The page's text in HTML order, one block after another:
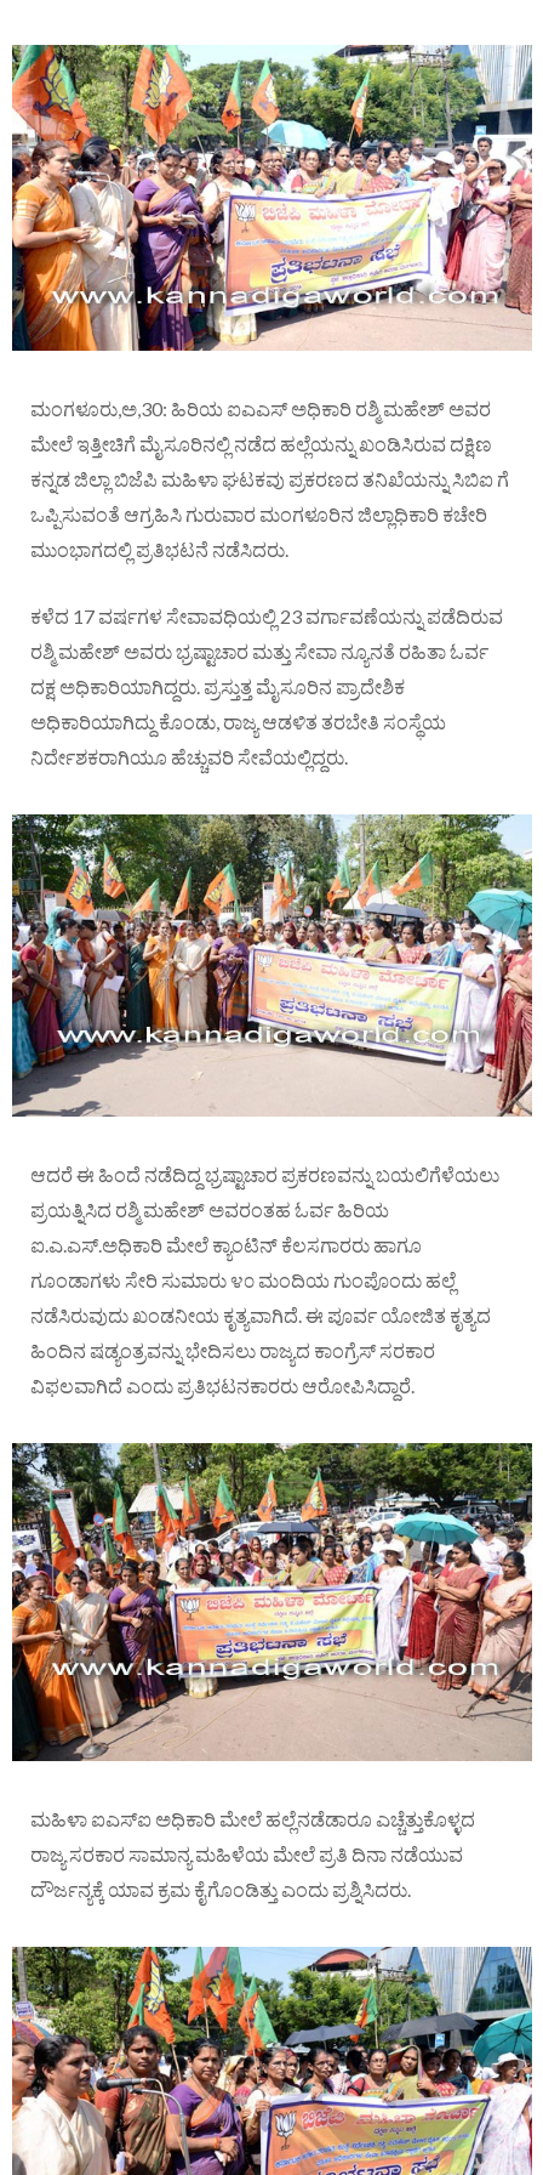
ಮಂಗಳೂರು,ಅ,30: ಹಿರಿಯ ಐ‌ಎ‌ಎಸ್ ಅಧಿಕಾರಿ ರಶ್ಮಿ ಮಹೇಶ್ ಅವರ
ಮೇಲೆ ಇತ್ತೀಚಿಗೆ ಮೈಸೂರಿನಲ್ಲಿ ನಡೆದ ಹಲ್ಲೆಯನ್ನು ಖಂಡಿಸಿರುವ ದಕ್ಷಿಣ
ಕನ್ನಡ ಜಿಲ್ಲಾ ಬಿಜೆಪಿ ಮಹಿಳಾ ಘಟಕವು ಪ್ರಕರಣದ ತನಿಖೆಯನ್ನು ಸಿಬಿ‌ಐ ಗೆ
ಒಪ್ಪಿಸುವಂತೆ ಆಗ್ರಹಿಸಿ ಗುರುವಾರ ಮಂಗಳೂರಿನ ಜಿಲ್ಲಾಧಿಕಾರಿ ಕಚೇರಿ
ಮುಂಭಾಗದಲ್ಲಿ ಪ್ರತಿಭಟನೆ ನಡೆಸಿದರು.
ಕಳೆದ 17 ವರ್ಷಗಳ ಸೇವಾವಧಿಯಲ್ಲಿ 23 ವರ್ಗಾವಣೆಯನ್ನು ಪಡೆದಿರುವ
ರಶ್ಮಿ ಮಹೇಶ್ ಅವರು ಭ್ರಷ್ಟಾಚಾರ ಮತ್ತು ಸೇವಾ ನ್ಯೂನತೆ ರಹಿತಾ ಓರ್ವ
ದಕ್ಷ ಅಧಿಕಾರಿಯಾಗಿದ್ದರು. ಪ್ರಸ್ತುತ್ತ ಮೈಸೂರಿನ ಪ್ರಾದೇಶಿಕ
ಅಧಿಕಾರಿಯಾಗಿದ್ದು ಕೊಂಡು, ರಾಜ್ಯ ಆಡಳಿತ ತರಬೇತಿ ಸಂಸ್ಥೆಯ
ನಿರ್ದೇಶಕರಾಗಿಯೂ ಹೆಚ್ಚುವರಿ ಸೇವೆಯಲ್ಲಿದ್ದರು.
ಆದರೆ ಈ ಹಿಂದೆ ನಡೆದಿದ್ದ ಭ್ರಷ್ಟಾಚಾರ ಪ್ರಕರಣವನ್ನು ಬಯಲಿಗೆಳೆಯಲು
ಪ್ರಯತ್ನಿಸಿದ ರಶ್ಮಿ ಮಹೇಶ್ ಅವರಂತಹ ಓರ್ವ ಹಿರಿಯ
ಐ.ಎ‌.ಎಸ್.ಅಧಿಕಾರಿ ಮೇಲೆ ಕ್ಯಾಂಟಿನ್ ಕೆಲಸಗಾರರು ಹಾಗೂ
ಗೂಂಡಾಗಳು ಸೇರಿ ಸುಮಾರು ೪೦ ಮಂದಿಯ ಗುಂಪೊಂದು ಹಲ್ಲೆ
ನಡೆಸಿರುವುದು ಖಂಡನೀಯ ಕೃತ್ಯವಾಗಿದೆ. ಈ ಪೂರ್ವ ಯೋಜಿತ ಕೃತ್ಯದ
ಹಿಂದಿನ ಷಡ್ಯಂತ್ರವನ್ನು ಭೇದಿಸಲು ರಾಜ್ಯದ ಕಾಂಗ್ರೆಸ್ ಸರಕಾರ
ವಿಫಲವಾಗಿದೆ ಎಂದು ಪ್ರತಿಭಟನಕಾರರು ಆರೋಪಿಸಿದ್ದಾರೆ.
ಮಹಿಳಾ ಐ‌ಎಸ್‍ಐ ಅಧಿಕಾರಿ ಮೇಲೆ ಹಲ್ಲೆನಡೆಡಾರೂ ಎಚ್ಚೆತ್ತುಕೊಳ್ಳದ
ರಾಜ್ಯ ಸರಕಾರ ಸಾಮಾನ್ಯ ಮಹಿಳೆಯ ಮೇಲೆ ಪ್ರತಿ ದಿನಾ ನಡೆಯುವ
ದೌರ್ಜನ್ಯಕ್ಕೆ ಯಾವ ಕ್ರಮ ಕೈಗೊಂಡಿತ್ತು ಎಂದು ಪ್ರಶ್ನಿಸಿದರು.